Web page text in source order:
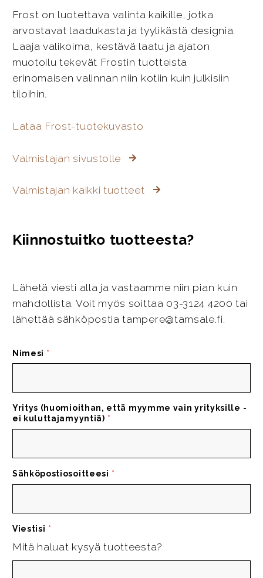
Frost on luotettava valinta kaikille, jotka
arvostavat laadukasta ja tyylikästä designia.
Laaja valikoima, kestävä laatu ja ajaton
muotoilu tekevät Frostin tuotteista
erinomaisen valinnan niin kotiin kuin julkisiin
tiloihin.
Lataa Frost-tuotekuvasto
Valmistajan sivustolle
Valmistajan kaikki tuotteet
Kiinnostuitko tuotteesta?
Lähetä viesti alla ja vastaamme niin pian kuin
mahdollista. Voit myös soittaa 03-3124 4200 tai
lähettää sähköpostia tampere@tamsale.fi.
Nimesi *
Yritys (huomioithan, että myymme vain yrityksille -
ei kuluttajamyyntiä) *
Sähköpostiosoitteesi *
Viestisi *
Mitä haluat kysyä tuotteesta?